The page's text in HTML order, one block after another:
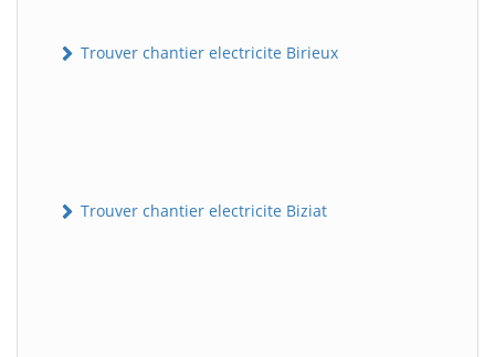
Trouver chantier electricite Birieux
Trouver chantier electricite Biziat